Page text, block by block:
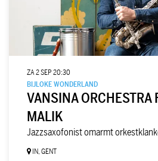
VANSINA ORCHESTRA
MALIK
Jazzsaxofonist omarmt
BIJLOKE WONDERLAND
ZA 2 SEP20:30
IN, GENT